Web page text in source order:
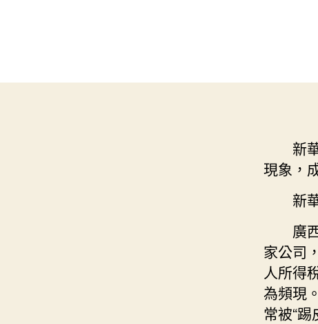
新
現象，
新
廣
家公司
人所得
為頻現
常被“踢